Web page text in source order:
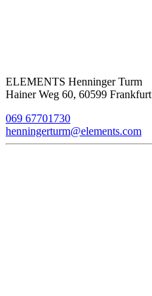
ELEMENTS Henninger Turm
Hainer Weg 60, 60599 Frankfurt
069 67701730
henningerturm@elements.com